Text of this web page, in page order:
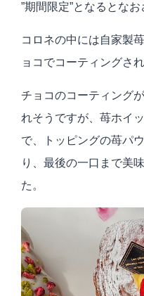
”期間限定”となるとな
コロネの中には自家製
ョコでコーティングさ
チョコのコーティング
れそうですが、苺ホイ
で、トッピングの苺パ
り、最後の一口まで美
た。